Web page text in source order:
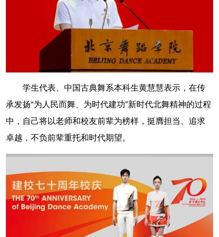
学生代表、中国古典舞系本科生黄慧慧表示，在传
承发扬“为人民而舞、为时代建功”新时代北舞精神的过程
中，自己将以老师和校友前辈为榜样，挺膺担当、追求
卓越，不负前辈重托和时代期望。